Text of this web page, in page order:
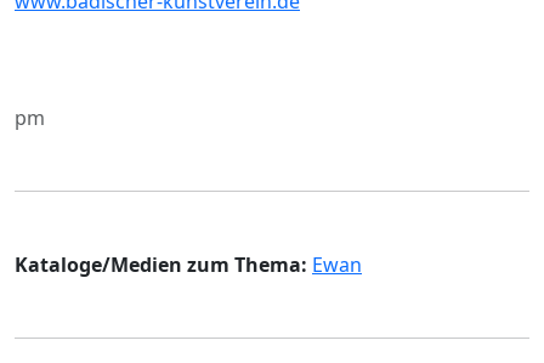
pm
Kataloge/Medien zum Thema: Ewan